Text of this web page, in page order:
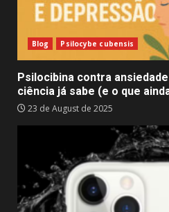
Blog Psilocybe cubensis
Psilocibina contra
ciência já sabe (e o que
23 de August de 2025